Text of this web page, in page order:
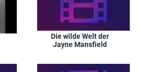
Die wilde Welt der
Jayne Mansfield